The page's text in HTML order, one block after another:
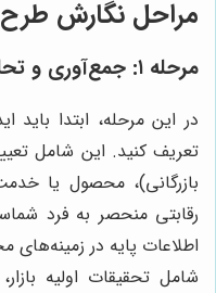
مراحل نگارش
مرحله ۱: جمع‌آوری و تحلیل اطلاعات اولیه
در این مرحله، ابتدا
تعریف کنید. این شامل
بازرگانی)، محصول یا
رقابتی منحصر به فرد
اطلاعات پایه در
شامل تحقیقات اولیه